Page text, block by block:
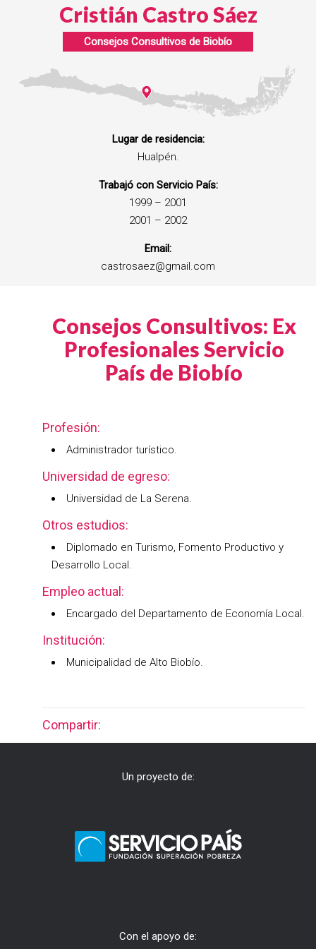
Cristián Castro Sáez
Consejos Consultivos de Biobío
Lugar de residencia:
Hualpén.
Trabajó con Servicio País:
1999 – 2001
2001 – 2002
Email:
castrosaez@gmail.com
Consejos Consultivos: Ex
Profesionales Servicio
País de Biobío
Profesión:
Administrador turístico.
Universidad de egreso:
Universidad de La Serena.
Otros estudios:
Diplomado en Turismo, Fomento Productivo y
Desarrollo Local.
Empleo actual:
Encargado del Departamento de Economía Local.
Institución:
Municipalidad de Alto Biobío.
Compartir:
Un proyecto de:
Con el apoyo de: